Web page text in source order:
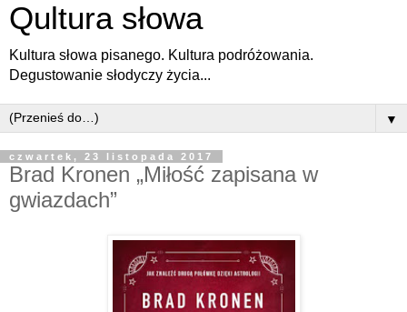
Qultura słowa
Kultura słowa pisanego. Kultura podróżowania.
Degustowanie słodyczy życia...
▼
czwartek, 23 listopada 2017
Brad Kronen „Miłość zapisana w
gwiazdach”